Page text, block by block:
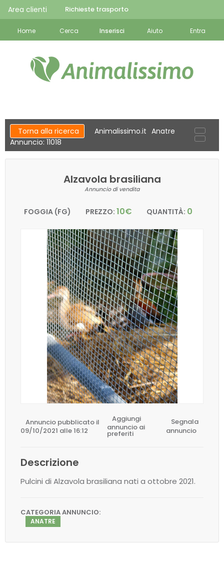
Area clienti Richieste trasporto
Home Cerca Inserisci Aiuto Entra
Torna alla ricerca Animalissimo.it Anatre
Annuncio: 11018
Alzavola brasiliana
Annuncio di vendita
FOGGIA (FG) PREZZO: 10€ QUANTITÀ: 0
Annuncio pubblicato il
09/10/2021 alle 16:12
Aggiungi
annuncio ai
preferiti
Segnala
annuncio
Descrizione
Pulcini di Alzavola brasiliana nati a ottobre 2021.
CATEGORIA ANNUNCIO:
ANATRE